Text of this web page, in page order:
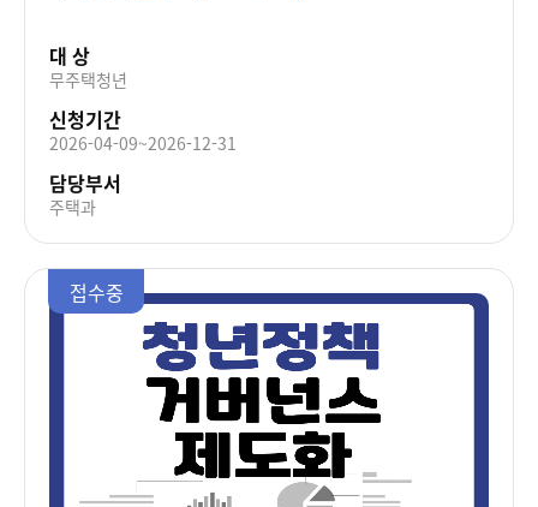
대 상
무주택청년
신청기간
2026-04-09~2026-12-31
담당부서
주택과
접수중